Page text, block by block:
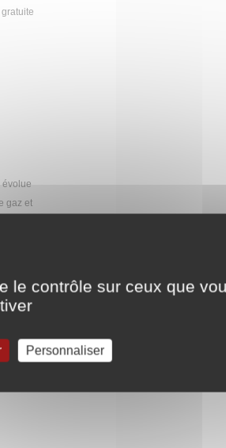
le contrôle sur ceux que
Personnaliser
évolue
gaz et
du
sont
baisser